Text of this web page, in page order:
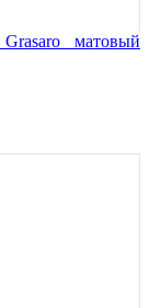
матовый